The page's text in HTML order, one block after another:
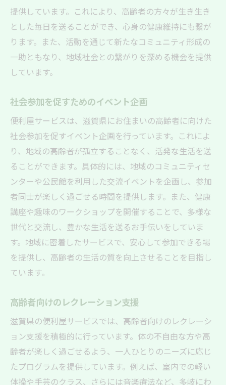
提供しています。これにより、高齢者の方々が生き生き
とした毎日を送ることができ、心身の健康維持にも繋が
ります。また、活動を通じて新たなコミュニティ形成の
一助ともなり、地域社会との繋がりを深める機会を提供
しています。
社会参加を促すためのイベント企画
便利屋サービスは、滋賀県にお住まいの高齢者に向けた
社会参加を促すイベント企画を行っています。これによ
り、地域の高齢者が孤立することなく、活発な生活を送
ることができます。具体的には、地域のコミュニティセ
ンターや公民館を利用した交流イベントを企画し、参加
者同士が楽しく過ごせる時間を提供します。また、健康
講座や趣味のワークショップを開催することで、多様な
世代と交流し、豊かな生活を送るお手伝いをしていま
す。地域に密着したサービスで、安心して参加できる場
を提供し、高齢者の生活の質を向上させることを目指し
ています。
高齢者向けのレクレーション支援
滋賀県の便利屋サービスでは、高齢者向けのレクレーシ
ョン支援を積極的に行っています。体の不自由な方や高
齢者が楽しく過ごせるよう、一人ひとりのニーズに応じ
たプログラムを提供しています。例えば、室内での軽い
体操や手芸のクラス、さらには音楽療法など、多岐にわ